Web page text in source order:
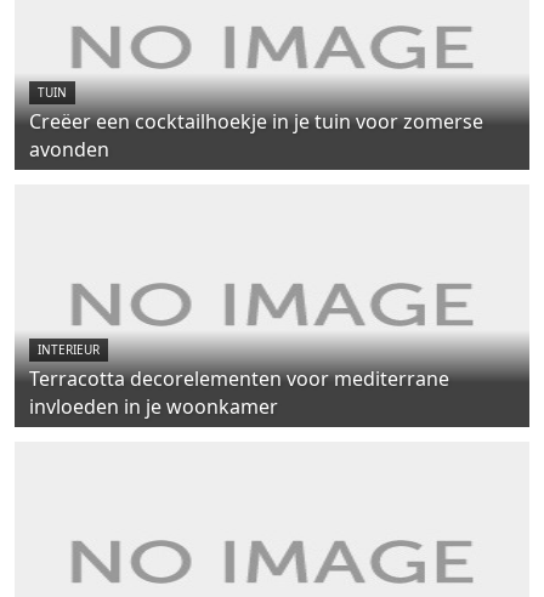
TUIN
Creëer een cocktailhoekje in je tuin voor zomerse
avonden
INTERIEUR
Terracotta decorelementen voor mediterrane
invloeden in je woonkamer